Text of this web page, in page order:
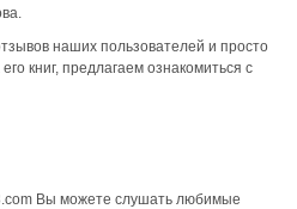
наших пользователей и просто
книг, предлагаем ознакомиться с
Вы можете слушать любимые